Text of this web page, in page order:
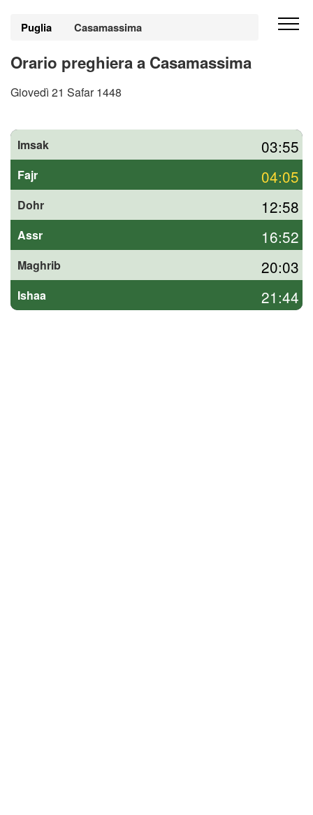
Puglia Casamassima
Orario preghiera a Casamassima
Giovedì 21 Safar 1448
Imsak 03:55
Fajr 04:05
Dohr 12:58
Assr 16:52
Maghrib 20:03
Ishaa 21:44